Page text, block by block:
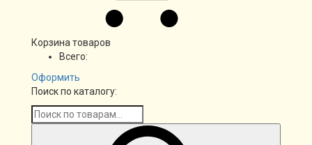
Корзина товаров
Всего:
Оформить
Поиск по каталогу: